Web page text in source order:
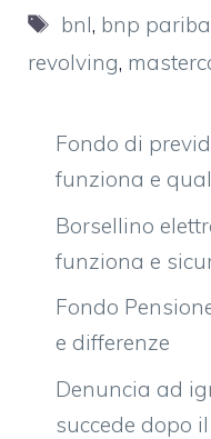
Tag
bnl, bnp
revolving,
Fondo di
funziona e
Borsellino
funziona e
Fondo
e differenze
Denuncia ad
succede dopo